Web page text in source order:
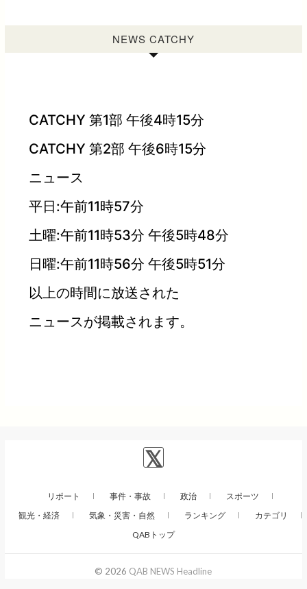
NEWS CATCHY
CATCHY 第1部 午後4時15分
CATCHY 第2部 午後6時15分
ニュース
平日:午前11時57分
土曜:午前11時53分 午後5時48分
日曜:午前11時56分 午後5時51分
以上の時間に放送された
ニュースが掲載されます。
リポート 事件・事故 政治
スポーツ
観光・経済
気象・災害・自然 ランキング
カテゴリ
QABトップ
© 2026 QAB NEWS Headline